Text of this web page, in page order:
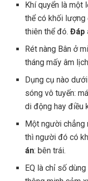
Khí quyển là một
thể có khối
thiên thể đó.Đáp
Rét nàng Bân ở
tháng mấy âm
Dụng cụ nào
sóng vô tuyến:
di động hay điều
Một người chẳng
thì người đó có
án: bên trái.
EQ là chỉ số